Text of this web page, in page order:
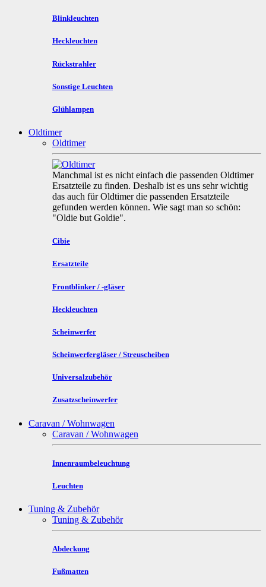
Blinkleuchten
Heckleuchten
Rückstrahler
Sonstige Leuchten
Glühlampen
Oldtimer
Oldtimer
Manchmal ist es nicht einfach die passenden Oldtimer
Ersatzteile zu finden. Deshalb ist es uns sehr wichtig
das auch für Oldtimer die passenden Ersatzteile
gefunden werden können. Wie sagt man so schön:
"Oldie but Goldie".
Cibie
Ersatzteile
Frontblinker / -gläser
Heckleuchten
Scheinwerfer
Scheinwerfergläser / Streuscheiben
Universalzubehör
Zusatzscheinwerfer
Caravan / Wohnwagen
Caravan / Wohnwagen
Innenraumbeleuchtung
Leuchten
Tuning & Zubehör
Tuning & Zubehör
Abdeckung
Fußmatten